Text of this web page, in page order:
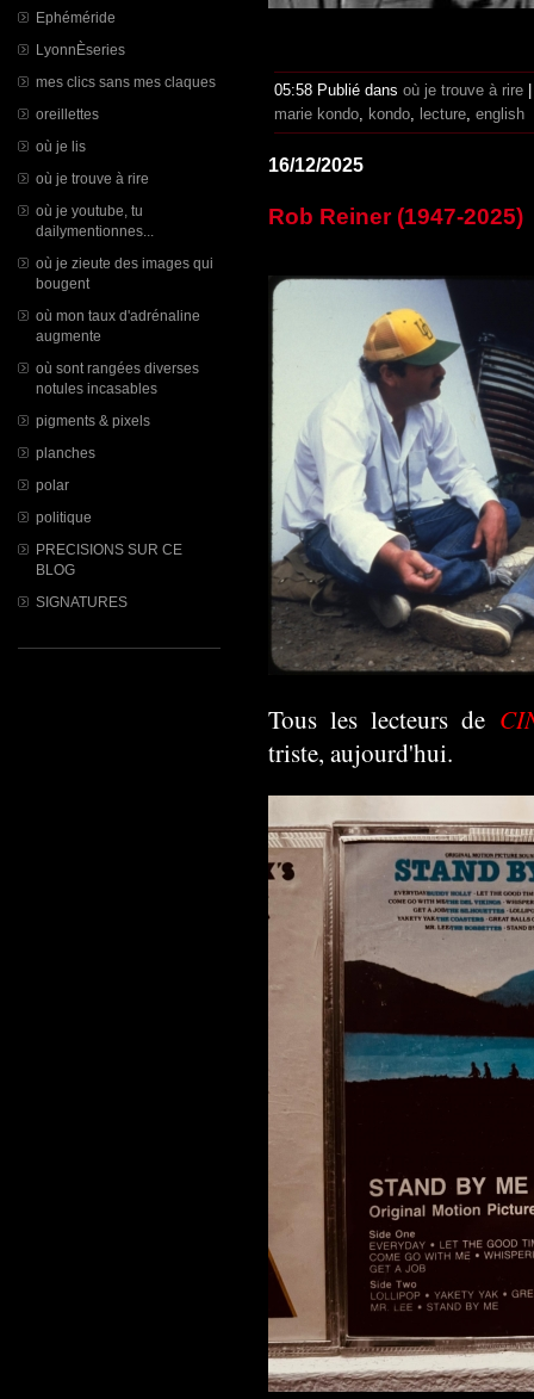
Ephéméride
LyonnÈseries
mes clics sans mes claques
oreillettes
où je lis
où je trouve à rire
où je youtube, tu
dailymentionnes...
où je zieute des images qui
bougent
où mon taux d'adrénaline
augmente
où sont rangées diverses
notules incasables
pigments & pixels
planches
polar
politique
PRECISIONS SUR CE
BLOG
SIGNATURES
05:58 Publié dans où je trouve à rire
marie kondo, kondo, lecture, english
16/12/2025
Rob Reiner (1947-2025)
Tous les lecteurs de
triste, aujourd'hui.